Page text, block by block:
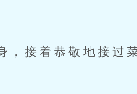
接着恭敬地接过